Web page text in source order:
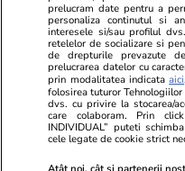
Unica.ro
Program TV
Avantaje
Stiri
Ajută
Pariază responsabil!
Jocurile de
prelucram date pentru a
personaliza continutul si
interesele si/sau profilul
retelelor de socializare si
de drepturile prevazute
prelucrarea datelor cu
prin modalitatea indicataaici
folosirea tuturor
dvs. cu privire la stocarea/
care colaboram. Prin
INDIVIDUAL” puteti
cele legate de cookie strict